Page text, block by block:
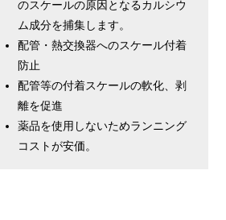
のスケールの原因となるカルシウ
ム成分を捕集します。
配管・熱交換器へのスケール付着
防止
配管等の付着スケールの軟化、剥
離を促進
薬品を使用しないためランニング
コストが安価。